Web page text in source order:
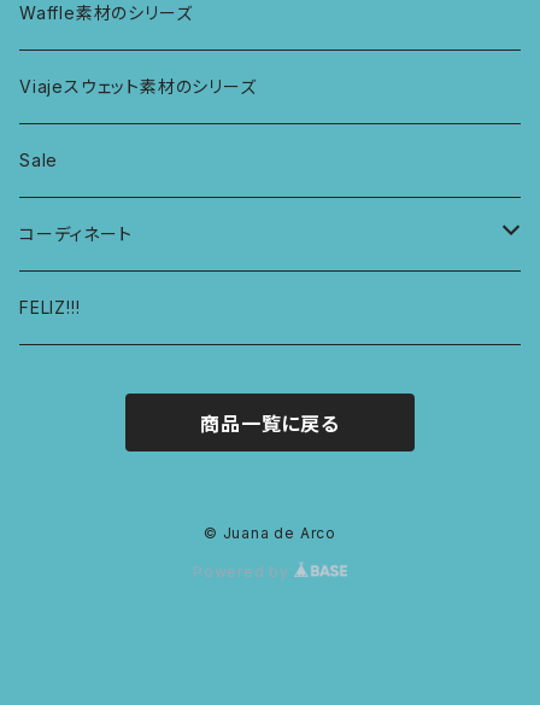
総レースショーツ
レディースボクサー
KIDS ラグランスリーブ長袖トップス
KIDS アラジンパンツ
KIDS ジョギングパンツ
KIDS レギンス
KIDS スウェットパーカー
ラグ
なべつかみ
プフ
パーカー
ジャケット
Waffle素材のシリーズ
Viajeスウェット素材のシリーズ
Sale
コーディネート
コーディネート1
FELIZ!!!
商品一覧に戻る
© Juana de Arco
Powered by